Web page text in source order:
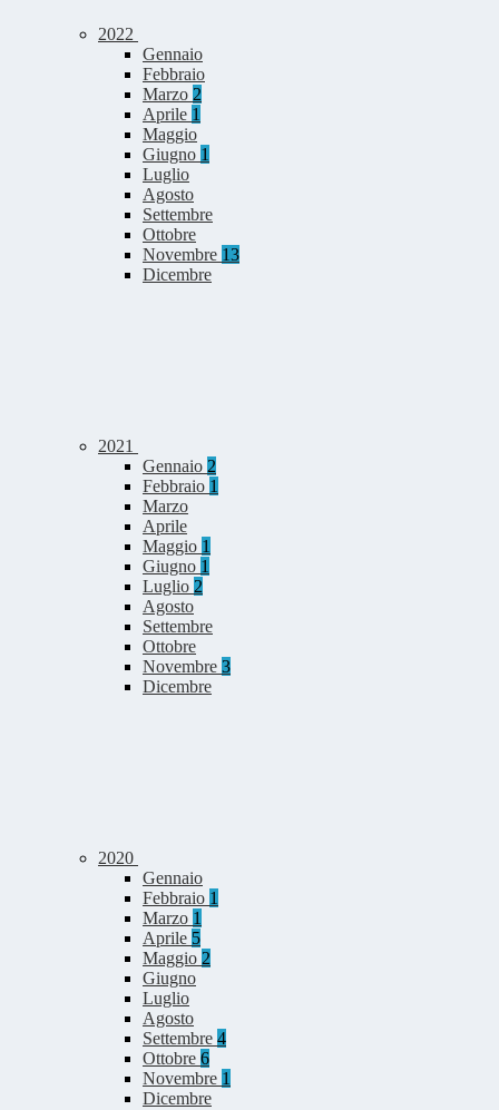
2022
Gennaio
Febbraio
Marzo 2
Aprile 1
Maggio
Giugno 1
Luglio
Agosto
Settembre
Ottobre
Novembre 13
Dicembre
2021
Gennaio 2
Febbraio 1
Marzo
Aprile
Maggio 1
Giugno 1
Luglio 2
Agosto
Settembre
Ottobre
Novembre 3
Dicembre
2020
Gennaio
Febbraio 1
Marzo 1
Aprile 5
Maggio 2
Giugno
Luglio
Agosto
Settembre 4
Ottobre 6
Novembre 1
Dicembre